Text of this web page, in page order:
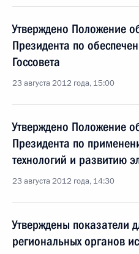
Утверждено Положение
Президента по
Госсовета
23 августа 2012 года, 15:00
Утверждено Положение
Президента по
технологий и развитию
23 августа 2012 года, 14:30
Утверждены показатели
региональных органов